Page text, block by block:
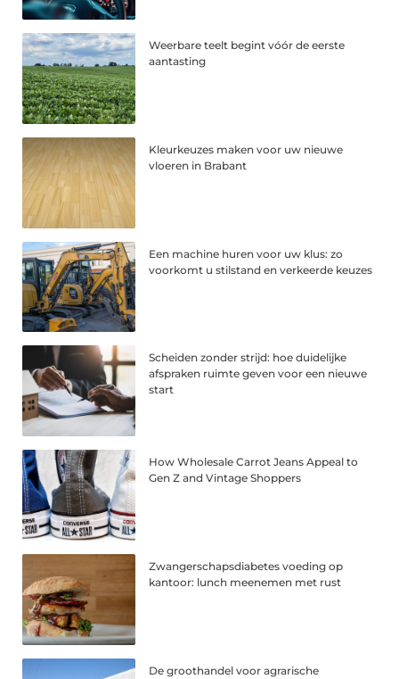
Weerbare teelt begint vóór de eerste
aantasting
Kleurkeuzes maken voor uw nieuwe
vloeren in Brabant
Een machine huren voor uw klus: zo
voorkomt u stilstand en verkeerde keuzes
Scheiden zonder strijd: hoe duidelijke
afspraken ruimte geven voor een nieuwe
start
How Wholesale Carrot Jeans Appeal to
Gen Z and Vintage Shoppers
Zwangerschapsdiabetes voeding op
kantoor: lunch meenemen met rust
De groothandel voor agrarische